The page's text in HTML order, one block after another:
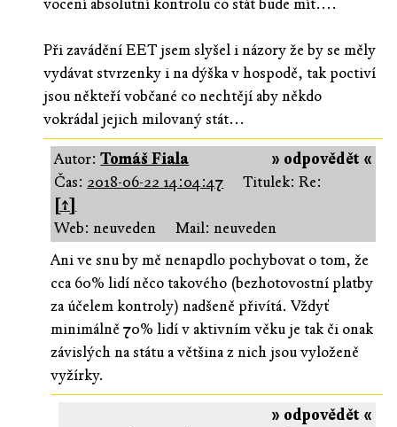
vocení absolutní kontrolu co stát bude mít....
Při zavádění EET jsem slyšel i názory že by se měly
vydávat stvrzenky i na dýška v hospodě, tak poctiví
jsou někteří vobčané co nechtějí aby někdo
vokrádal jejich milovaný stát...
» odpovědět «
Autor:Tomáš Fiala
Čas: 2018-06-22 14:04:47
Titulek: Re:
[↑]
Web: neuveden
Mail: neuveden
Ani ve snu by mě nenapdlo pochybovat o tom, že
cca 60% lidí něco takového (bezhotovostní platby
za účelem kontroly) nadšeně přivítá. Vždyť
minimálně 70% lidí v aktivním věku je tak či onak
závislých na státu a většina z nich jsou vyloženě
vyžírky.
» odpovědět «